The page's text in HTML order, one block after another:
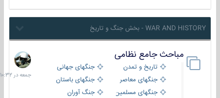
WAR AND HISTORY - بخش جنگ و تاریخ
مباحث جامع نظامی
تاریخ و تمدن
جنگهای جهانی
جنگهای معاصر
جنگهای باستان
جنگهای مسلمین
جنگ آوران
جمعه
در
10:32